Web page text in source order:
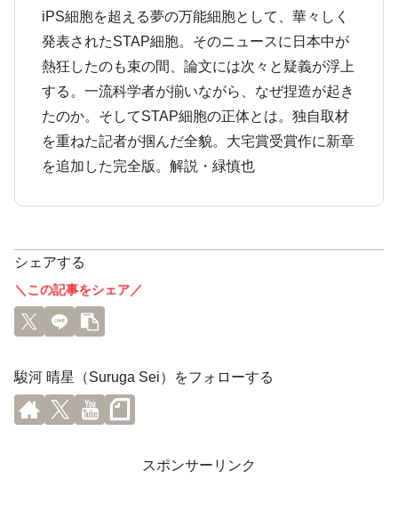
iPS細胞を超える夢の万能細胞として、華々しく
発表されたSTAP細胞。そのニュースに日本中が
熱狂したのも束の間、論文には次々と疑義が浮上
する。一流科学者が揃いながら、なぜ捏造が起き
たのか。そしてSTAP細胞の正体とは。独自取材
を重ねた記者が掴んだ全貌。大宅賞受賞作に新章
を追加した完全版。解説・緑慎也
シェアする
＼この記事をシェア／
駿河 晴星（Suruga Sei）をフォローする
スポンサーリンク